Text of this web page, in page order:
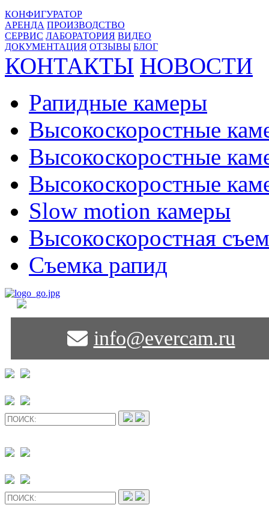
КОНФИГУРАТОР
АРЕНДА ПРОИЗВОДСТВО
СЕРВИС ЛАБОРАТОРИЯ ВИДЕО
ДОКУМЕНТАЦИЯ ОТЗЫВЫ БЛОГ
КОНТАКТЫ НОВОСТИ
Рапидные камеры
Высокоскоростные
Высокоскоростные
Высокоскоростные
Slow motion камеры
Высокоскоростная
Съемка рапид
info@evercam.ru